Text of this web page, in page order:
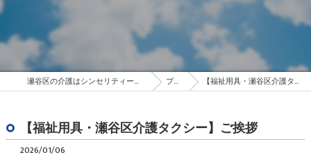
瀬谷区の介護はシンセリティーサービス株式会社 ブログ 【福祉用具・瀬谷区介護タクシー】ご挨拶
【福祉用具・瀬谷区介護タクシー】ご挨拶
2026/01/06